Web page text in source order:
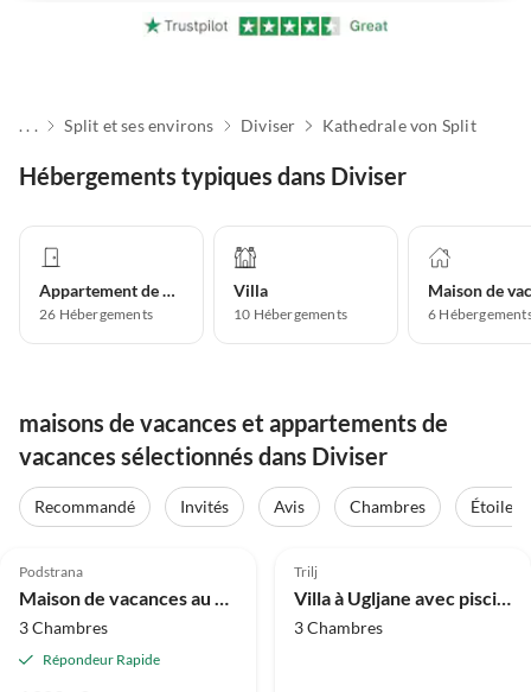
. . . Split et ses environs Diviser Kathedrale von Split
Hébergements typiques dans Diviser
Appartement de vacances
26 Hébergements
Villa
10 Hébergements 6
maisons de vacances et appartements de
vacances sélectionnés dans Diviser
Recommandé Invités Avis Chambres Étoiles
Meilleure
Annonce
Podstrana
Maison de vacances au bord de la mer NIKO&ANNA
3 Chambres
Répondeur Rapide
Trilj
Villa à Ugljane avec piscine privée
3 Chambres